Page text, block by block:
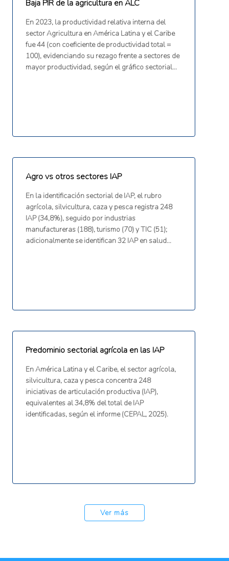
Baja PIR de la agricultura en ALC
En 2023, la productividad relativa interna del
sector Agricultura en América Latina y el Caribe
fue 44 (con coeficiente de productividad total =
100), evidenciando su rezago frente a sectores de
mayor productividad, según el gráfico sectorial
Agro vs otros sectores IAP
En la identificación sectorial de IAP, el rubro
agrícola, silvicultura, caza y pesca registra 248
IAP (34,8%), seguido por industrias
manufactureras (188), turismo (70) y TIC (51);
adicionalmente se identifican 32 IAP en salud
Predominio sectorial agrícola en las IAP
En América Latina y el Caribe, el sector agrícola,
silvicultura, caza y pesca concentra 248
iniciativas de articulación productiva (IAP),
equivalentes al 34,8% del total de IAP
identificadas, según el informe (CEPAL, 2025).
Ver más